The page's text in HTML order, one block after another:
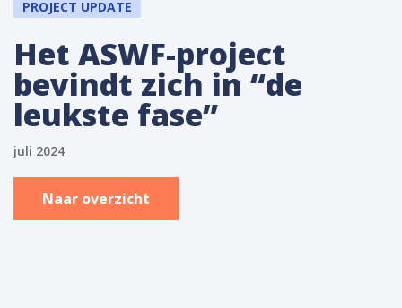
PROJECT UPDATE
Het ASWF-project
bevindt zich in “de
leukste fase”
juli 2024
Naar overzicht